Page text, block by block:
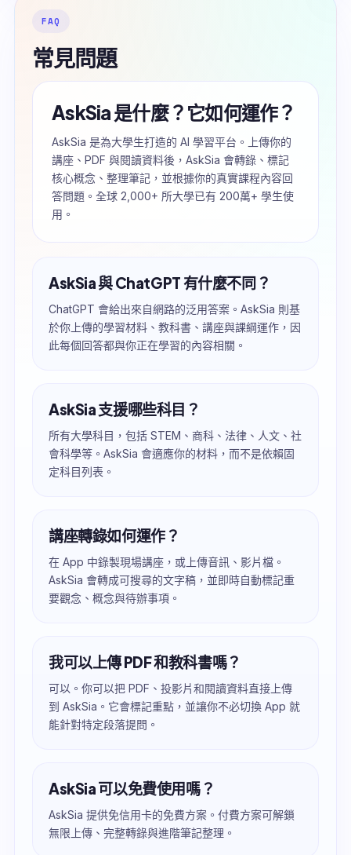
FAQ
常見問題
AskSia 是什麼？它如何運作？
AskSia 是為大學生打造的 AI 學習平台。上傳你的
講座、PDF 與閱讀資料後，AskSia 會轉錄、標記
核心概念、整理筆記，並根據你的真實課程內容回
答問題。全球 2,000+ 所大學已有 200萬+ 學生使
用。
AskSia 與 ChatGPT 有什麼不同？
ChatGPT 會給出來自網路的泛用答案。AskSia 則基
於你上傳的學習材料、教科書、講座與課綱運作，因
此每個回答都與你正在學習的內容相關。
AskSia 支援哪些科目？
所有大學科目，包括 STEM、商科、法律、人文、社
會科學等。AskSia 會適應你的材料，而不是依賴固
定科目列表。
講座轉錄如何運作？
在 App 中錄製現場講座，或上傳音訊、影片檔。
AskSia 會轉成可搜尋的文字稿，並即時自動標記重
要觀念、概念與待辦事項。
我可以上傳 PDF 和教科書嗎？
可以。你可以把 PDF、投影片和閱讀資料直接上傳
到 AskSia。它會標記重點，並讓你不必切換 App 就
能針對特定段落提問。
AskSia 可以免費使用嗎？
AskSia 提供免信用卡的免費方案。付費方案可解鎖
無限上傳、完整轉錄與進階筆記整理。